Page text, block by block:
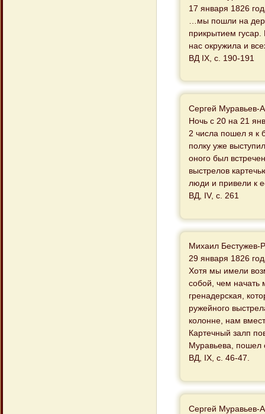
17 января 1826
…мы пошли на
прикрытием
нас окружила и
ВД IX, с. 190-191
Сергей Муравьев-
Ночь с 20 на 21
2 числа пошел я к
полку уже
оного был
выстрелов
люди и привели к
ВД, IV, с. 261
Михаил Бестужев-
29 января 1826
Хотя мы имели
собой, чем начать
гренадерская,
ружейного
колонне, нам
Картечный залп
Муравьева, пошел
ВД, IX, с. 46-47.
Сергей Муравьев-